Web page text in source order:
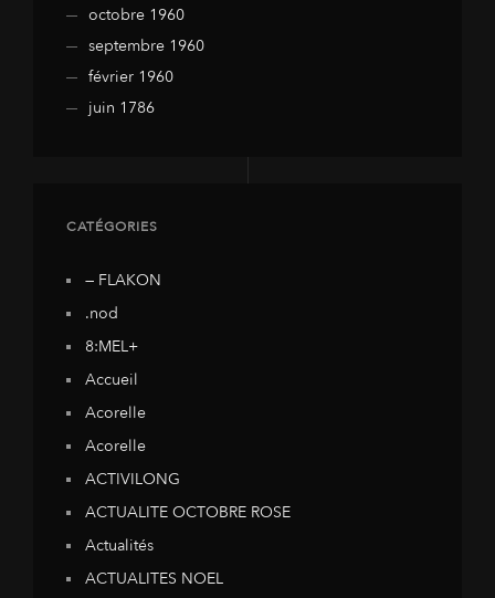
octobre 1960
septembre 1960
février 1960
juin 1786
CATÉGORIES
— FLAKON
.nod
8:MEL+
Accueil
Acorelle
Acorelle
ACTIVILONG
ACTUALITE OCTOBRE ROSE
Actualités
ACTUALITES NOEL